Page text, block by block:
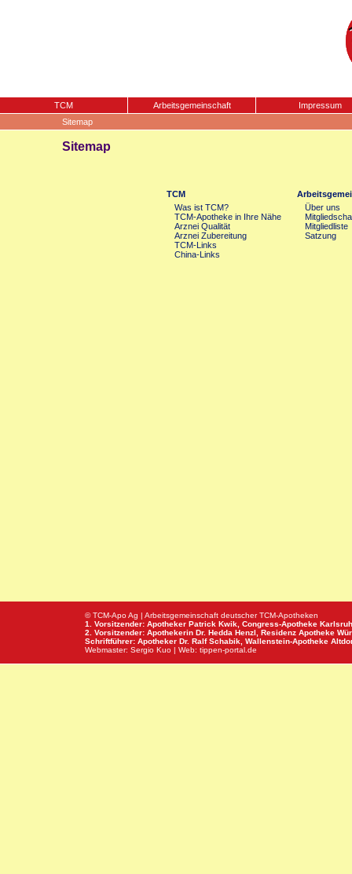
TCM Arbeitsgemeinschaft
Impressum
Sitemap
Sitemap
TCM
Was ist TCM?
TCM-Apotheke in Ihre Nähe
Arznei Qualität
Arznei Zubereitung
TCM-Links
China-Links
Über uns
Mitgliedliste
Satzung
© TCM-Apo Ag | Arbeitsgemeinschaft deutscher TCM-Apotheken
1. Vorsitzender: Apotheker Patrick Kwik, Congress-Apotheke
2. Vorsitzender: Apothekerin Dr. Hedda Henzl, Residenz Apotheke
Schriftführer: Apotheker Dr. Ralf Schabik, Wallenstein-Apotheke
Webmaster: Sergio Kuo | Web: tippen-portal.de